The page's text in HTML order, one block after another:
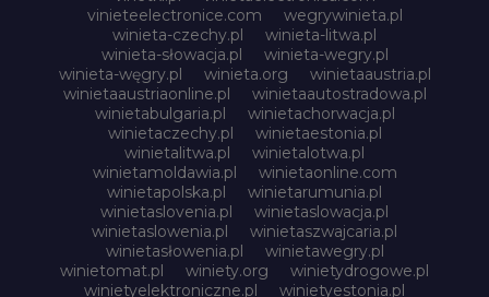
vinieteelectronice.com
wegrywinieta.pl
winieta-czechy.pl
winieta-litwa.pl
winieta-słowacja.pl
winieta-wegry.pl
winieta-węgry.pl
winieta.org
winietaaustria.pl
winietaaustriaonline.pl
winietaautostradowa.pl
winietabulgaria.pl
winietachorwacja.pl
winietaczechy.pl
winietaestonia.pl
winietalitwa.pl
winietalotwa.pl
winietamoldawia.pl
winietaonline.com
winietapolska.pl
winietarumunia.pl
winietaslovenia.pl
winietaslowacja.pl
winietaslowenia.pl
winietaszwajcaria.pl
winietasłowenia.pl
winietawegry.pl
winietomat.pl
winiety.org
winietydrogowe.pl
winietyelektroniczne.pl
winietyestonia.pl